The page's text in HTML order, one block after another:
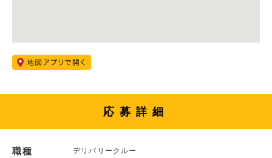
応募詳細
職種 デリバリークルー